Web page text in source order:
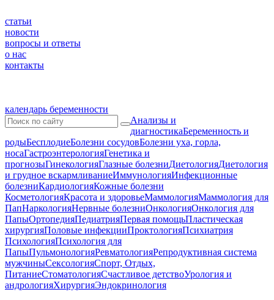
статьи
новости
вопросы и ответы
о нас
контакты
календарь беременности
Анализы и
диагностикаБеременность и
родыБесплодиеБолезни сосудовБолезни уха, горла,
носаГастроэнтерологияГенетика и
прогнозыГинекологияГлазные болезниДиетологияДиетология
и грудное вскармливаниеИммунологияИнфекционные
болезниКардиологияКожные болезни
КосметологияКрасота и здоровьеМаммологияМаммология для
ПапНаркологияНервные болезниОнкологияОнкология для
ПапыОртопедияПедиатрияПервая помощьПластическая
хирургияПоловые инфекцииПроктологияПсихиатрия
ПсихологияПсихология для
ПапыПульмонологияРевматологияРепродуктивная система
мужчиныСексологияСпорт, Отдых,
ПитаниеСтоматологияСчастливое детствоУрология и
андрологияХирургияЭндокринология